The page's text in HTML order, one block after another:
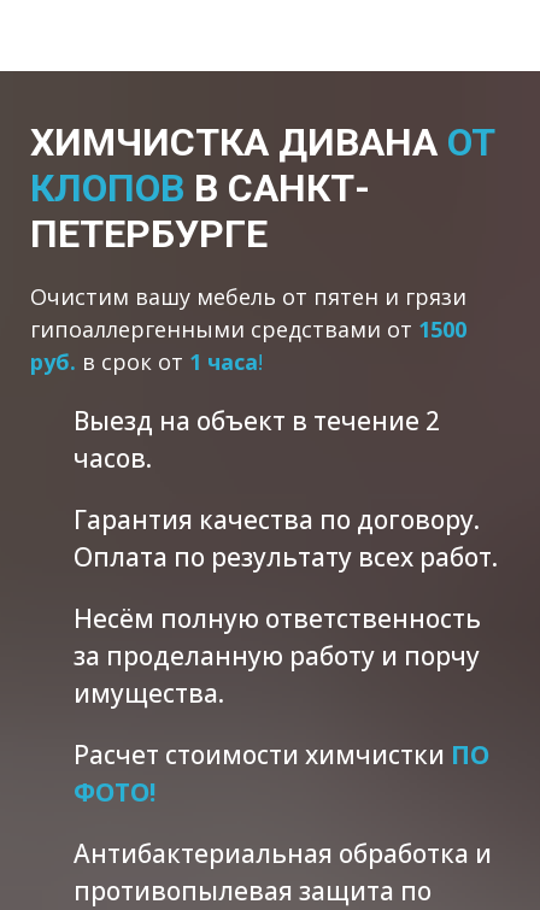
ХИМЧИСТКА ДИВАНА ОТ
КЛОПОВ В САНКТ-
ПЕТЕРБУРГЕ
Очистим вашу мебель от пятен и грязи
гипоаллергенными средствами от 1500
руб. в срок от 1 часа!
Выезд на объект в течение 2
часов.
Гарантия качества по договору.
Оплата по результату всех работ.
Несём полную ответственность
за проделанную работу и порчу
имущества.
Расчет стоимости химчистки ПО
ФОТО!
Антибактериальная обработка и
противопылевая защита по